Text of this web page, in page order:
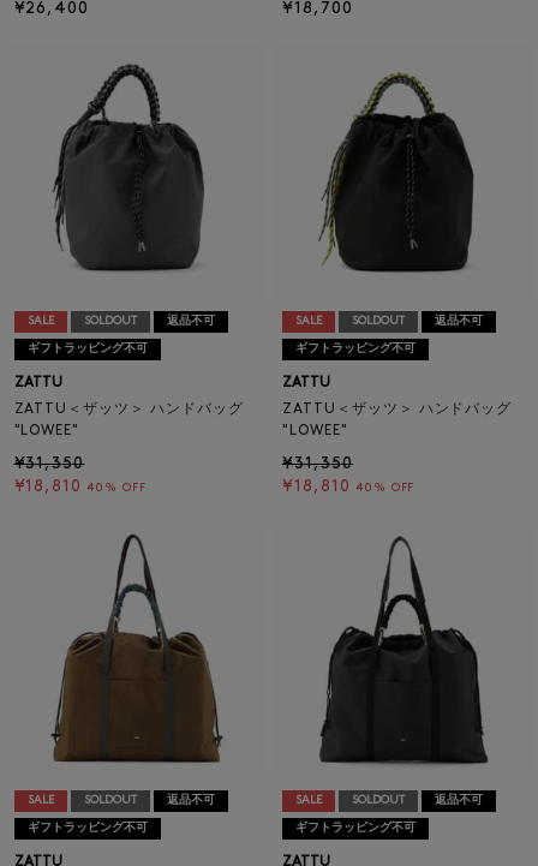
¥26,400 ¥18,700
SALE SOLDOUT 返品不可
ギフトラッピング不可
ZATTU
ZATTU＜ザッツ＞ ハンドバッグ
"LOWEE"
¥31,350
¥18,810 40% OFF
SALE SOLDOUT 返品不可
ギフトラッピング不可
ZATTU
ZATTU＜ザッツ＞ ハンドバッグ
"LOWEE"
¥31,350
¥18,810 40% OFF
SALE SOLDOUT 返品不可
ギフトラッピング不可
ZATTU
SALE SOLDOUT 返品不可
ギフトラッピング不可
ZATTU